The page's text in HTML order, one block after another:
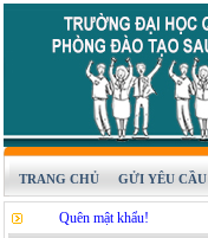
TRANG CHỦ GỬI YÊU CẦU
Quên mật khẩu!